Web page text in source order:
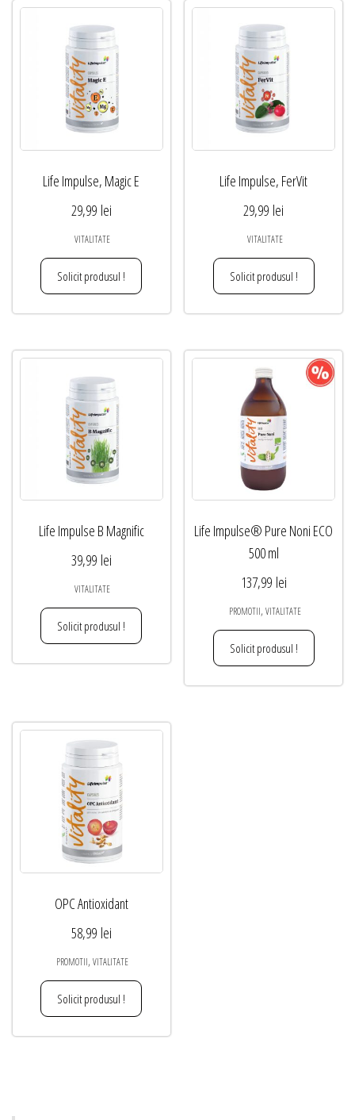
Life Impulse, Magic E
29,99 lei
VITALITATE
Solicit produsul !
Life Impulse, FerVit
29,99 lei
VITALITATE
Solicit produsul !
Life Impulse B Magnific
39,99 lei
VITALITATE
Solicit produsul !
Life Impulse® Pure Noni ECO
500 ml
137,99 lei
PROMOTII, VITALITATE
Solicit produsul !
OPC Antioxidant
58,99 lei
PROMOTII, VITALITATE
Solicit produsul !